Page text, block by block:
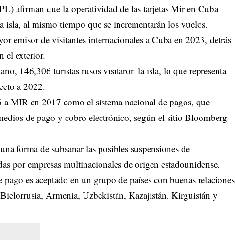
afirman que la operatividad de las tarjetas Mir en Cuba
isla, al mismo tiempo que se incrementarán los vuelos.
emisor de visitantes internacionales a Cuba en 2023, detrás
el exterior.
146,306 turistas rusos visitaron la isla, lo que representa
a 2022.
MIR en 2017 como el sistema nacional de pagos, que
de pago y cobro electrónico, según el sitio Bloomberg
forma de subsanar las posibles suspensiones de
por empresas multinacionales de origen estadounidense.
es aceptado en un grupo de países con buenas relaciones
Armenia, Uzbekistán, Kazajistán, Kirguistán y